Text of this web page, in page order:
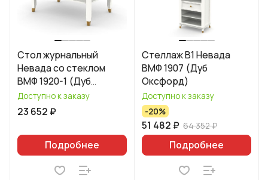
Стол журнальный
Невада со стеклом
ВМФ 1920-1 (Дуб
Оксфорд)
Доступно к заказу
23 652 ₽
Подробнее
Стеллаж B1 Невада
ВМФ 1907 (Дуб
Оксфорд)
Доступно к заказу
-20%
51 482 ₽ 64 352 ₽
Подробнее